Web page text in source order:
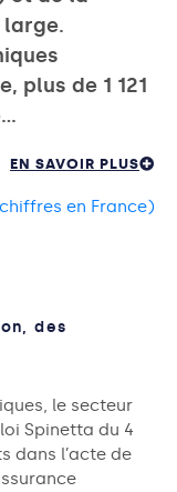
plus de 1 121
EN SAVOIR PLUS
en France)
des
le secteur
Spinetta du 4
dans l’acte de